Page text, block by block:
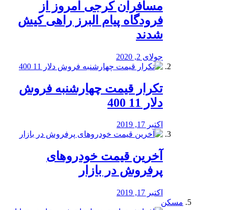
مسافران کرجی امروز از
فرودگاه پیام البرز راهی کیش
شدند
جولای 2, 2020
تکرار قیمت چهارشنبه فروش
دلار 11 400
اکتبر 17, 2019
آخرین قیمت خودرو‌های
پرفروش در بازار
اکتبر 17, 2019
مسکن